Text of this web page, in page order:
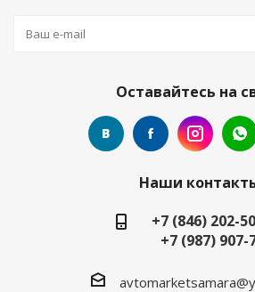
Оставайтесь на
Наши
+7 (846) 202-
+7 (987) 907-